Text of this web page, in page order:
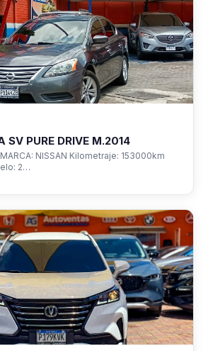
SV PURE DRIVE M.2014
NISSAN Kilometraje: 153000km
2…